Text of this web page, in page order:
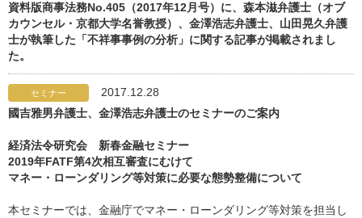
資料版商事法務No.405（2017年12月号）に、森本滋弁護士（オブ
カウンセル・京都大学名誉教授）、金澤浩志弁護士、山田晃久弁護
士が執筆した「不祥事事例の分析」に関する記事が掲載されまし
た。
セミナー
2017.12.28
國吉雅男弁護士、金澤浩志弁護士のセミナーのご案内
経済法令研究会 新春金融セミナー
2019年FATF第4次相互審査にむけて
マネー・ローンダリング等対策に必要な態勢整備について
本セミナーでは、金融庁でマネー・ローンダリング等対策を担当し